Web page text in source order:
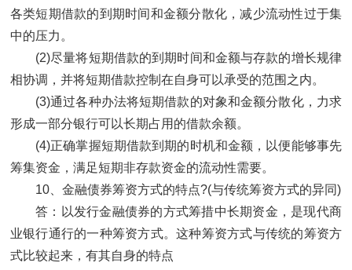
各类短期借款的到期时间和金额分散化，减少流动性过于集
中的压力。
(2)尽量将短期借款的到期时间和金额与存款的增长规律
相协调，并将短期借款控制在自身可以承受的范围之内。
(3)通过各种办法将短期借款的对象和金额分散化，力求
形成一部分银行可以长期占用的借款余额。
(4)正确掌握短期借款到期的时机和金额，以便能够事先
筹集资金，满足短期非存款资金的流动性需要。
10、金融债券筹资方式的特点?(与传统筹资方式的异同)
答：以发行金融债券的方式筹措中长期资金，是现代商
业银行通行的一种筹资方式。这种筹资方式与传统的筹资方
式比较起来，有其自身的特点